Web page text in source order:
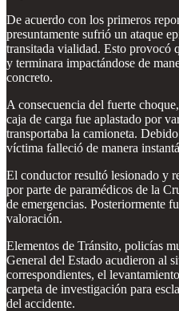
De acuerdo con los primeros
presuntamente sufrió un ataque
transitada vialidad. Esto provocó
y terminara impactándose de
concreto.
A consecuencia del fuerte
caja de carga fue aplastado por
transportaba la camioneta.
víctima falleció de manera
El conductor resultó lesionado y
por parte de paramédicos de la
de emergencias. Posteriormente
valoración.
Elementos de Tránsito, policías
General del Estado acudieron al
correspondientes, el
carpeta de investigación para
del accidente.